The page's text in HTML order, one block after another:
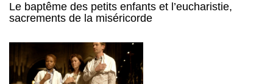
Le baptême des petits enfants et l’eucharistie,
sacrements de la miséricorde